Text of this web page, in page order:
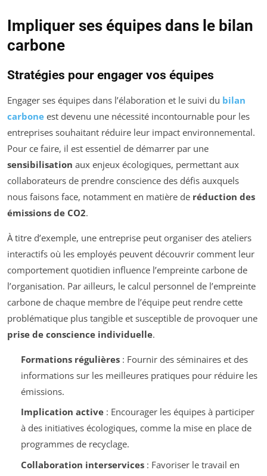
Impliquer ses équipes dans le bilan
carbone
Stratégies pour engager vos équipes
Engager ses équipes dans l’élaboration et le suivi du bilan
carbone est devenu une nécessité incontournable pour les
entreprises souhaitant réduire leur impact environnemental.
Pour ce faire, il est essentiel de démarrer par une
sensibilisation aux enjeux écologiques, permettant aux
collaborateurs de prendre conscience des défis auxquels
nous faisons face, notamment en matière de réduction des
émissions de CO2.
À titre d’exemple, une entreprise peut organiser des ateliers
interactifs où les employés peuvent découvrir comment leur
comportement quotidien influence l’empreinte carbone de
l’organisation. Par ailleurs, le calcul personnel de l’empreinte
carbone de chaque membre de l’équipe peut rendre cette
problématique plus tangible et susceptible de provoquer une
prise de conscience individuelle.
Formations régulières: Fournir des séminaires et des
informations sur les meilleures pratiques pour réduire les
émissions.
Implication active: Encourager les équipes à participer
à des initiatives écologiques, comme la mise en place de
programmes de recyclage.
Collaboration interservices: Favoriser le travail en